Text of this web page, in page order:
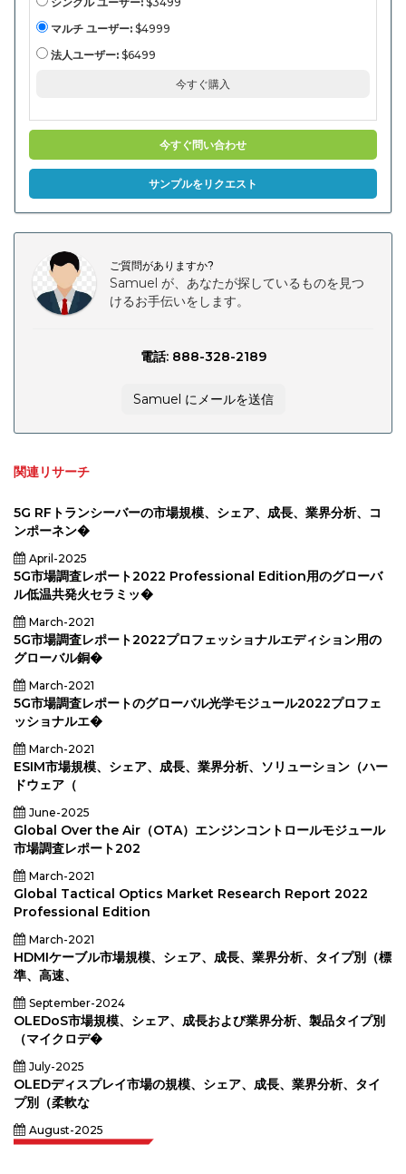
マルチ ユーザー: $4999
法人ユーザー: $6499
今すぐ購入
今すぐ問い合わせ
サンプルをリクエスト
ご質問がありますか?
Samuel が、あなたが探しているものを見つ
けるお手伝いをします。
電話: 888-328-2189
Samuel にメールを送信
関連リサーチ
5G RFトランシーバーの市場規模、シェア、成長、業界分析、コ
ンポーネン�
April-2025
5G市場調査レポート2022 Professional Edition用のグローバ
ル低温共発火セラミッ�
March-2021
5G市場調査レポート2022プロフェッショナルエディション用の
グローバル銅�
March-2021
5G市場調査レポートのグローバル光学モジュール2022プロフェ
ッショナルエ�
March-2021
ESIM市場規模、シェア、成長、業界分析、ソリューション（ハー
ドウェア（
June-2025
Global Over the Air（OTA）エンジンコントロールモジュール
市場調査レポート202
March-2021
Global Tactical Optics Market Research Report 2022
Professional Edition
March-2021
HDMIケーブル市場規模、シェア、成長、業界分析、タイプ別（標
準、高速、
September-2024
OLEDoS市場規模、シェア、成長および業界分析、製品タイプ別
（マイクロデ�
July-2025
OLEDディスプレイ市場の規模、シェア、成長、業界分析、タイ
プ別（柔軟な
August-2025